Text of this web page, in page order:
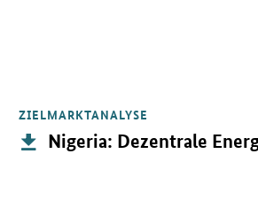
ZIELMARKTANALYSE
Publikation:
Nigeria: Dezentrale
inkl. Speicher" in neuem